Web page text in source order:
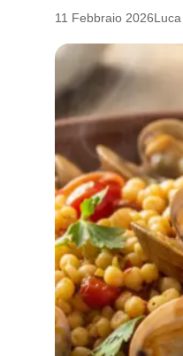
11 Febbraio 2026